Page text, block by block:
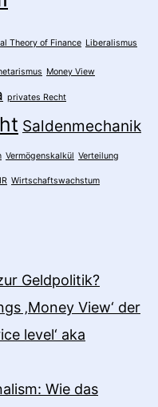
Theory of Finance Liberalismus
Money View
privates Recht
Saldenmechanik
Vermögenskalkül Verteilung
Wirtschaftswachstum
Geldpolitik?
‚Money View‘ der
level‘ aka
Wie das